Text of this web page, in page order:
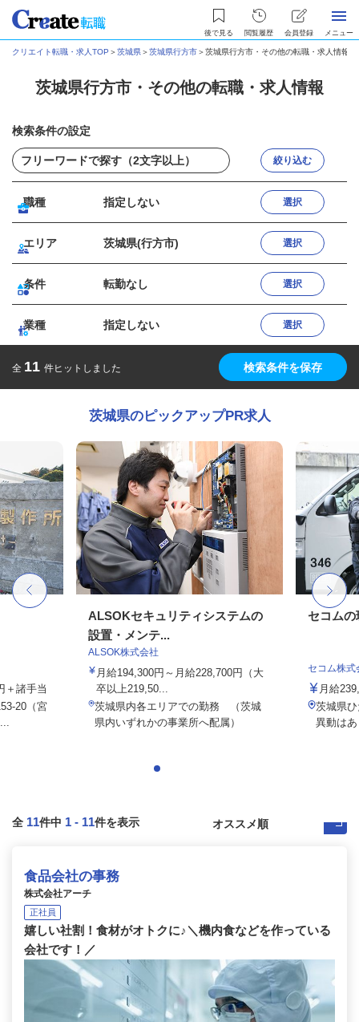
後で見る 閲覧履歴 会員登録 メニュー
クリエイト転職・求人TOP ＞茨城県＞茨城県行方市＞茨城県行方市・その他の転職・求人情報
茨城県行方市・その他の転職・求人情報
検索条件の設定
絞り込む
職種 指定しない 選択
エリア 茨城県(行方市) 選択
条件 転勤なし 選択
業種 指定しない 選択
全 11 件ヒットしました 検索条件を保存
茨城県のピックアップPR求人
＋諸手当
20（宮
ALSOKセキュリティシステムの
設置・メンテ...
ALSOK株式会社
月給194,300円～月給228,700円（大
卒以上219,50...
茨城県内各エリアでの勤務 （茨城
県内いずれかの事業所へ配属）
セコム
セコム株式
月給
茨城県
異動は
全 11件中 1 - 11件を表示
食品会社の事務
株式会社アーチ
正社員
嬉しい社割！食材がオトクに♪＼機内食などを作っている
会社です！／